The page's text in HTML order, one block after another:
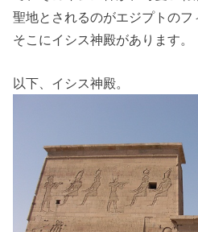
聖地とされるのがエジプトのフ
そこにイシス神殿があります。
以下、イシス神殿。